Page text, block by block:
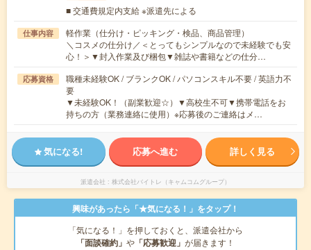
■ 交通費規定内支給 ※派遣先による
仕事内容
軽作業（仕分け・ピッキング・検品、商品管理）
＼コスメの仕分け／＜とってもシンプルなので未経験でも安
心！＞▼封入作業及び梱包▼雑誌や書籍などの仕分…
応募資格
職種未経験OK / ブランクOK / パソコンスキル不要 / 英語力不
要
▼未経験OK！（副業歓迎☆）▼高校生不可▼携帯電話をお
持ちの方（業務連絡に使用）※応募後のご連絡はメ…
気になる! 応募へ進む 詳しく見る
派遣会社 株式会社バイトレ（キャムコムグループ）
興味があったら「★気になる！」をタップ！
「気になる！」を押しておくと、派遣会社から
「面談確約」 や 「応募歓迎」 が届きます！